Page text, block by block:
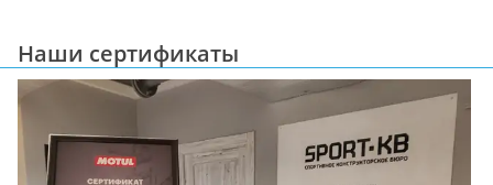
Наши сертификаты